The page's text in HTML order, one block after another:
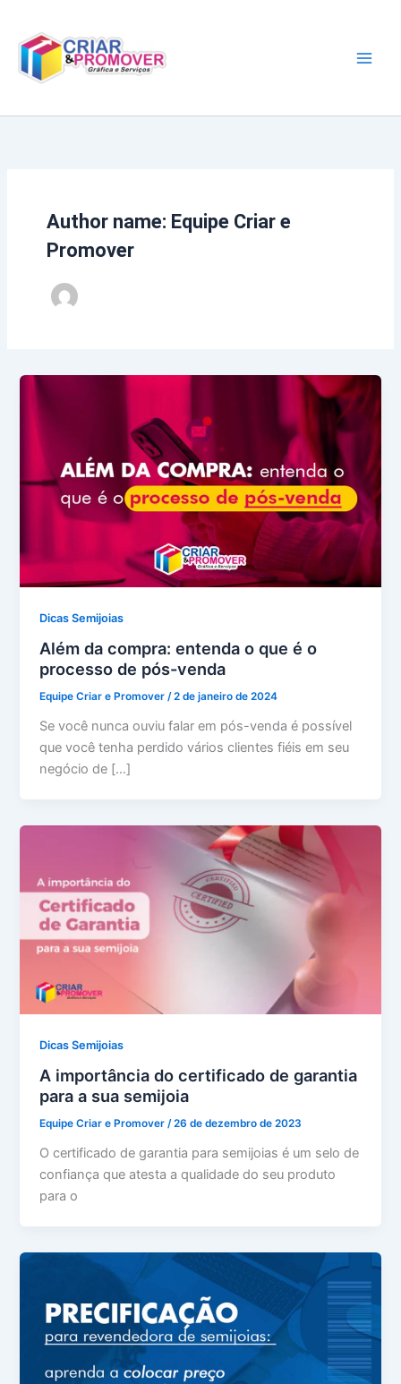
conteúdo
Author name: Equipe Criar e
Promover
Dicas Semijoias
Além da compra: entenda o que é o
processo de pós-venda
Equipe Criar e Promover/2 de janeiro de 2024
Se você nunca ouviu falar em pós-venda é possível
que você tenha perdido vários clientes fiéis em seu
negócio de […]
Dicas Semijoias
A importância do certificado de garantia
para a sua semijoia
Equipe Criar e Promover/26 de dezembro de 2023
O certificado de garantia para semijoias é um selo de
confiança que atesta a qualidade do seu produto
para o